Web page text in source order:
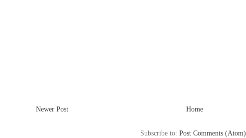
Newer Post Home
Subscribe to: Post Comments (Atom)